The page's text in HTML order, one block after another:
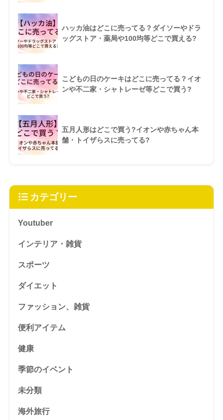
ハッカ油はどこに売ってる？ダイソーやドラ
ッグストア・薬局や100均等どこで買える?
こどもの日のケーキはどこに売ってる？イオ
ンや不二家・シャトレーゼ等どこで買う?
五月人形はどこで買う?イオンや赤ちゃん本
舗・トイザらスに売ってる?
カテゴリー
Youtuber
インテリア・雑貨
スポーツ
ダイエット
ファッション、雑貨
便利アイテム
健康
季節のイベント
未分類
海外旅行